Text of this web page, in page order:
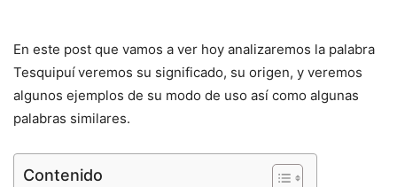
En este post que vamos a ver hoy analizaremos la palabra
Tesquipuíveremos su significado, su origen, y veremos
algunos ejemplos de su modo de uso así como algunas
palabras similares.
Contenido